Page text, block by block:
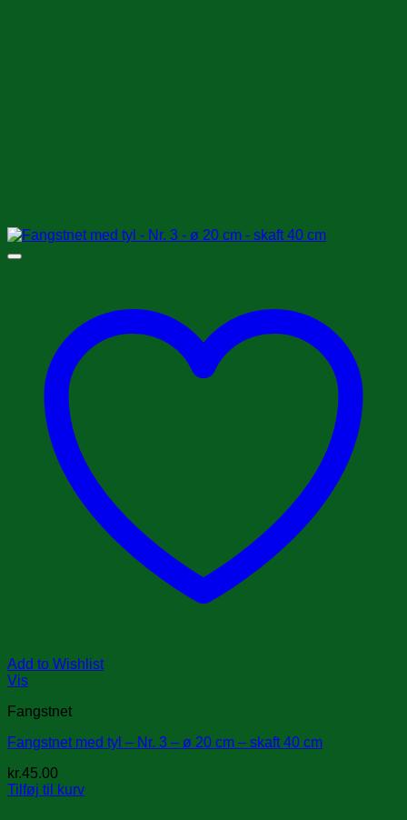
Add to Wishlist
Vis
Fangstnet
Fangstnet med tyl – Nr. 3 – ø 20 cm – skaft 40 cm
kr.45.00
Tilføj til kurv